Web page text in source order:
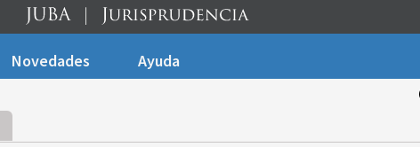
Novedades Ayuda